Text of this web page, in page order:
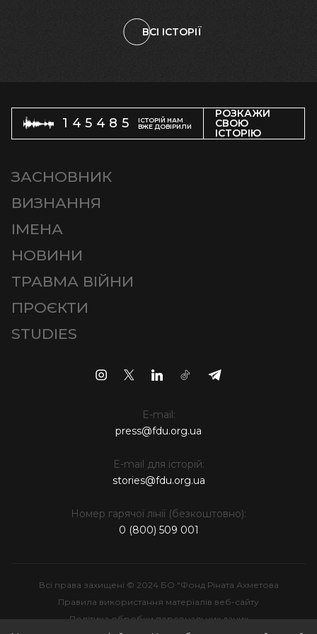
ВСІ ІСТОРІЇ
145485
ІСТОРІЙ НАМ
ВЖЕ ДОВІРИЛИ
РОЗКАЖИ
СВОЮ
ІСТОРІЮ
ЗАСНОВНИК
ВИЗНАННЯ
ІМЕНА
НОВИНИ
ТРАВМА ВІЙНИ
ПРОЄКТИ
STUDIES
E-mail:
press@fdu.org.ua
E-mail для історій:
stories@fdu.org.ua
Номер гарячої лінії (безкоштовно):
0 (800) 509 001
Всі права захищені © 2024 БО "Фонд Ріната Ахметова
Правила використання матеріалів веб-сайту
Політика обробки персональних даних